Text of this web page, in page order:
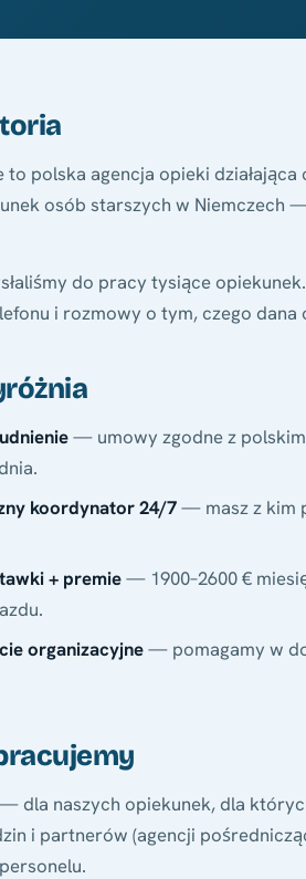
polska agencja opieki
osób starszych w
do pracy tysiące
i rozmowy o tym, czego dana
— umowy zgodne z
koordynator 24/7— masz z kim
+ premie— 1900–2600 €
organizacyjne— pomagamy w
dla naszych opiekunek, dla
i partnerów (agencji